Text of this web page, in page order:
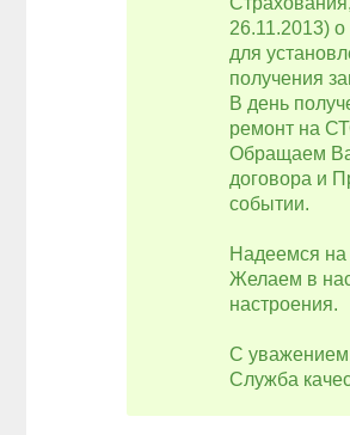
26.11.2013)
для
получения
В день
ремонт на
Обращаем
договора и
событии.
Надеемся на
Желаем в
настроения.
С
Служба